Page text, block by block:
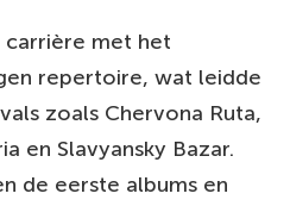
carrière met het
repertoire, wat leidde
zoals Chervona Ruta,
en Slavyansky Bazar.
de eerste albums en